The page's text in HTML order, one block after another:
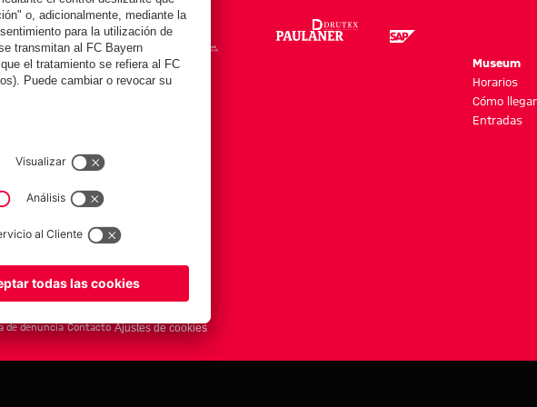
Online Store
Equipaciones y más
Rebajas %
Museum
Horarios
Cómo llegar
Entradas
de denuncia Contacto Ajustes de cookies